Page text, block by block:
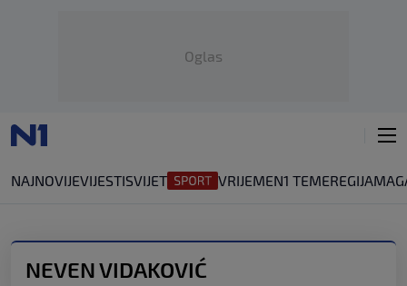
Oglas
NAJNOVIJEVIJESTISVIJET VRIJEMEN1 TEMEREGIJA
NEVEN VIDAKOVIĆ